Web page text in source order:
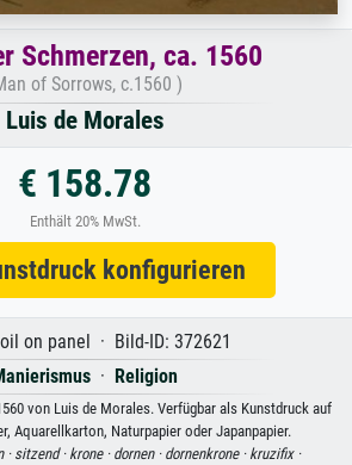
Schmerzen, ca. 1560
of Sorrows, c.1560 )
Luis de Morales
€ 158.78
Enthält 20% MwSt.
konfigurieren
on panel · Bild-ID: 372621
· Religion
von Luis de Morales. Verfügbar als Kunstdruck auf
Aquarellkarton, Naturpapier oder Japanpapier.
· sitzend · krone · dornen · dornenkrone · kruzifix ·